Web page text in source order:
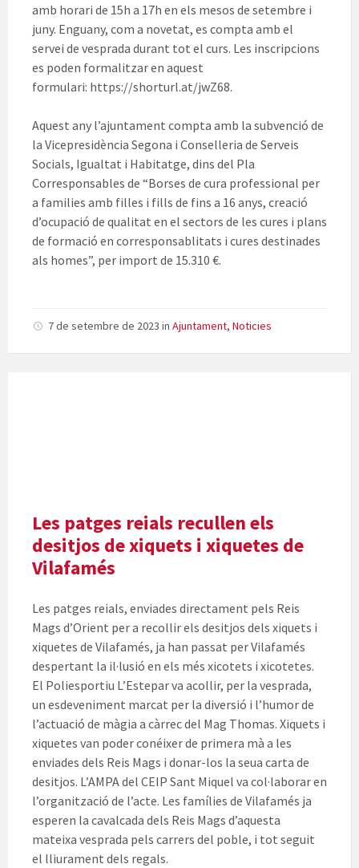
amb horari de 15h a 17h en els mesos de setembre i
juny. Enguany, com a novetat, es compta amb el
servei de vesprada durant tot el curs. Les inscripcions
es poden formalitzar en aquest
formulari: https://shorturl.at/jwZ68.
Aquest any l’ajuntament compta amb la subvenció de
la Vicepresidència Segona i Conselleria de Serveis
Socials, Igualtat i Habitatge, dins del Pla
Corresponsables de “Borses de cura professional per
a families amb filles i fills de fins a 16 anys, creació
d’ocupació de qualitat en el sectors de les cures i plans
de formació en corresponsablitats i cures destinades
als homes”, per import de 15.310 €.
7 de setembre de 2023 in Ajuntament, Noticies
Les patges reials recullen els
desitjos de xiquets i xiquetes de
Vilafamés
Les patges reials, enviades directament pels Reis
Mags d’Orient per a recollir els desitjos dels xiquets i
xiquetes de Vilafamés, ja han passat per Vilafamés
despertant la il·lusió en els més xicotets i xicotetes.
El Poliesportiu L’Estepar va acollir, per la vesprada,
un esdeveniment marcat per la diversió i l’humor de
l’actuació de màgia a càrrec del Mag Thomas. Xiquets i
xiquetes van poder conéixer de primera mà a les
enviades dels Reis Mags i donar-los la seua carta de
desitjos. L’AMPA del CEIP Sant Miquel va col·laborar en
l’organització de l’acte. Les famílies de Vilafamés ja
esperen la cavalcada dels Reis Mags d’aquesta
mateixa vesprada pels carrers del poble, i tot seguit
el lliurament dels regals.